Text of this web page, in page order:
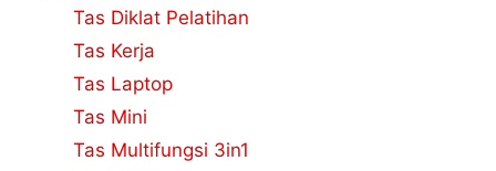
Tas Diklat Pelatihan
Tas Kerja
Tas Laptop
Tas Mini
Tas Multifungsi 3in1